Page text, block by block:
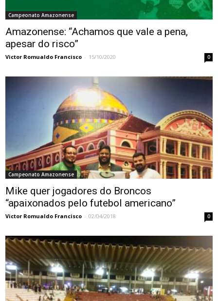
Campeonato Amazonense
Amazonense: “Achamos que vale a pena,
apesar do risco”
Victor Romualdo Francisco - 15/10/2020 0
Campeonato Amazonense
Mike quer jogadores do Broncos
“apaixonados pelo futebol americano”
Victor Romualdo Francisco - 02/04/2018 0